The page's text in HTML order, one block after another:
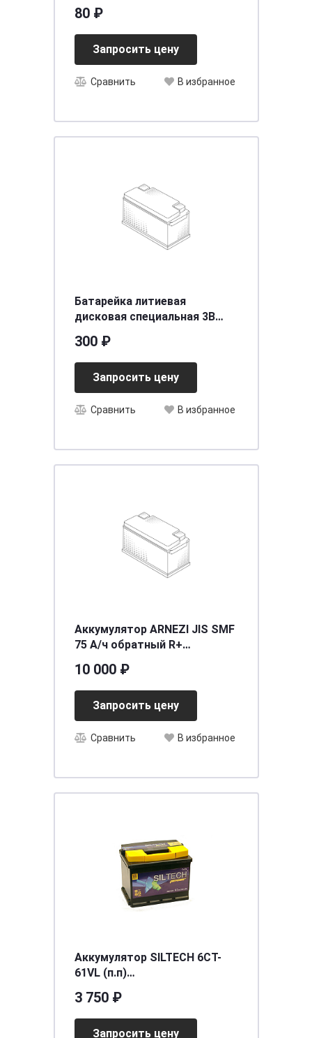
80 ₽
Запросить цену
Сравнить В избранное
Батарейка литиевая
дисковая специальная 3В
BL-2
300 ₽
Запросить цену
Сравнить В избранное
Аккумулятор ARNEZI JIS SMF
75 А/ч обратный R+
10 000 ₽
Запросить цену
Сравнить В избранное
Аккумулятор SILTECH 6СТ-
61VL (п.п)
3 750 ₽
Запросить цену